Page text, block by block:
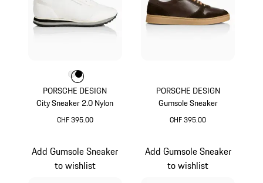
PORSCHE DESIGN
City Sneaker 2.0 Nylon
CHF 395.00
Colore
ColoreColore
PORSCHE DESIGN
Gumsole Sneaker
CHF 395.00
Add Gumsole Sneaker
to wishlist
Add Gumsole Sneaker
to wishlist